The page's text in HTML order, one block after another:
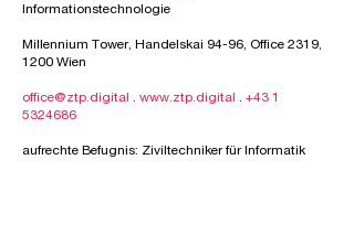
Informationstechnologie
Millennium Tower, Handelskai 94-96, Office 2319,
1200 Wien
office@ztp.digital . www.ztp.digital . +43 1
5324686
aufrechte Befugnis: Ziviltechniker für Informatik